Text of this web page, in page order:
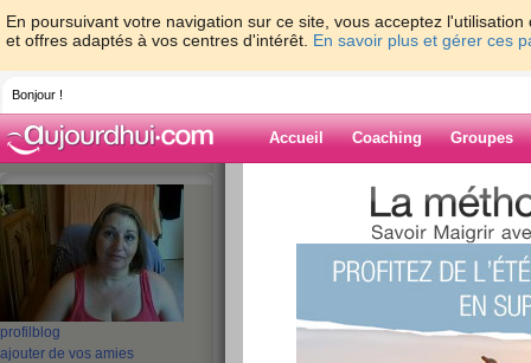
En poursuivant votre navigation sur ce site, vous acceptez
et offres adaptés à vos centres d'intérêt. En savoir plus et gérer ces
Bonjour !
Accueil Coaching Groupes
profil blog
ajouter de vos amies
>
Blog de